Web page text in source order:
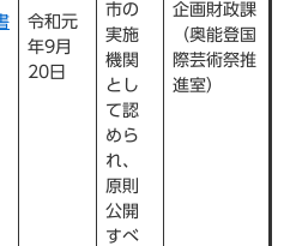
令和元
年9月
20日
市の
実施
機関
とし
て認
めら
れ、
原則
公開
すべ
企画財政課
（奥能登国
際芸術祭推
進室）